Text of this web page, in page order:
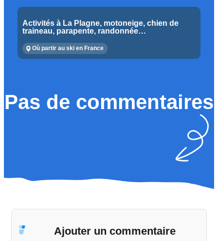
Activités à La Plagne, motoneige, chien de
traineau, parapente, randonnée…
Où partir au ski en France
Pas de commentaires
Ajouter un commentaire